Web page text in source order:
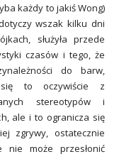
każdy to jakiś Wong)
wszak kilku dni
służyła przede
czasów i tego, że
do barw,
to oczywiście z
stereotypów i
ale i to ogranicza się
zgrywy, ostatecznie
nie może przesłonić